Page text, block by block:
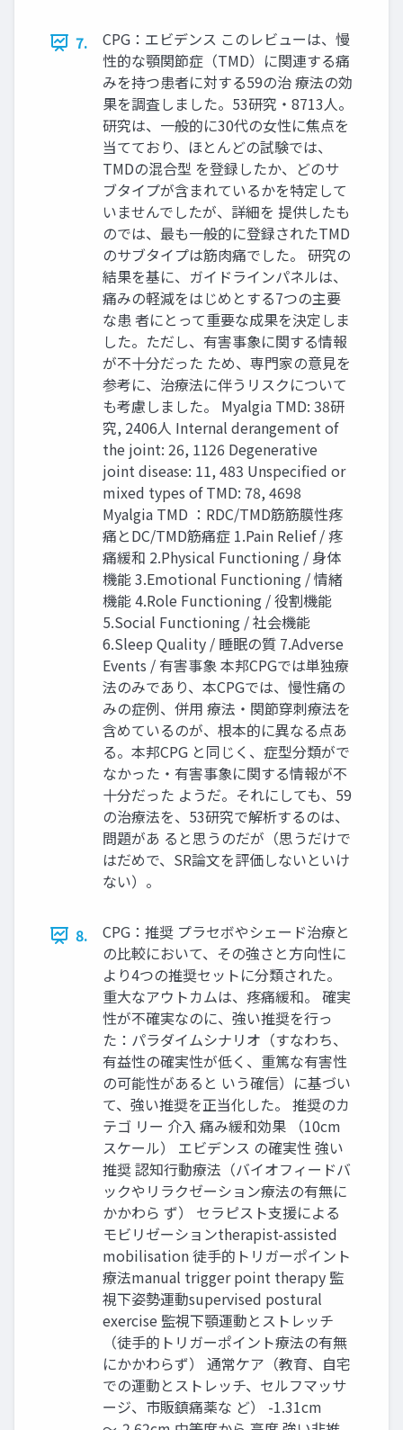
7.
CPG：エビデンス このレビューは、慢
性的な顎関節症（TMD）に関連する痛
みを持つ患者に対する59の治 療法の効
果を調査しました。53研究・8713人。
研究は、一般的に30代の女性に焦点を
当てており、ほとんどの試験では、
TMDの混合型 を登録したか、どのサ
ブタイプが含まれているかを特定して
いませんでしたが、詳細を 提供したも
のでは、最も一般的に登録されたTMD
のサブタイプは筋肉痛でした。 研究の
結果を基に、ガイドラインパネルは、
痛みの軽減をはじめとする7つの主要
な患 者にとって重要な成果を決定しま
した。ただし、有害事象に関する情報
が不十分だった ため、専門家の意見を
参考に、治療法に伴うリスクについて
も考慮しました。 Myalgia TMD: 38研
究, 2406人 Internal derangement of
the joint: 26, 1126 Degenerative
joint disease: 11, 483 Unspecified or
mixed types of TMD: 78, 4698
Myalgia TMD ：RDC/TMD筋筋膜性疼
痛とDC/TMD筋痛症 1.Pain Relief / 疼
痛緩和 2.Physical Functioning / 身体
機能 3.Emotional Functioning / 情緒
機能 4.Role Functioning / 役割機能
5.Social Functioning / 社会機能
6.Sleep Quality / 睡眠の質 7.Adverse
Events / 有害事象 本邦CPGでは単独療
法のみであり、本CPGでは、慢性痛の
みの症例、併用 療法・関節穿刺療法を
含めているのが、根本的に異なる点あ
る。本邦CPG と同じく、症型分類がで
なかった・有害事象に関する情報が不
十分だった ようだ。それにしても、59
の治療法を、53研究で解析するのは、
問題があ ると思うのだが（思うだけで
はだめで、SR論文を評価しないといけ
ない）。
8.
CPG：推奨 プラセボやシェード治療と
の比較において、その強さと方向性に
より4つの推奨セットに分類された。
重大なアウトカムは、疼痛緩和。 確実
性が不確実なのに、強い推奨を行っ
た：パラダイムシナリオ（すなわち、
有益性の確実性が低く、重篤な有害性
の可能性があると いう確信）に基づい
て、強い推奨を正当化した。 推奨のカ
テゴ リー 介入 痛み緩和効果 （10cm
スケール） エビデンス の確実性 強い
推奨 認知行動療法（バイオフィードバ
ックやリラクゼーション療法の有無に
かかわら ず） セラピスト支援による
モビリゼーションtherapist-assisted
mobilisation 徒手的トリガーポイント
療法manual trigger point therapy 監
視下姿勢運動supervised postural
exercise 監視下顎運動とストレッチ
（徒手的トリガーポイント療法の有無
にかかわらず） 通常ケア（教育、自宅
での運動とストレッチ、セルフマッサ
ージ、市販鎮痛薬な ど） -1.31cm